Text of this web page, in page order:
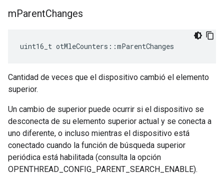
mParentChanges
uint16_t otMleCounters ::mParentChanges
Cantidad de veces que el dispositivo cambió el elemento
superior.
Un cambio de superior puede ocurrir si el dispositivo se
desconecta de su elemento superior actual y se conecta a
uno diferente, o incluso mientras el dispositivo está
conectado cuando la función de búsqueda superior
periódica está habilitada (consulta la opción
OPENTHREAD_CONFIG_PARENT_SEARCH_ENABLE).